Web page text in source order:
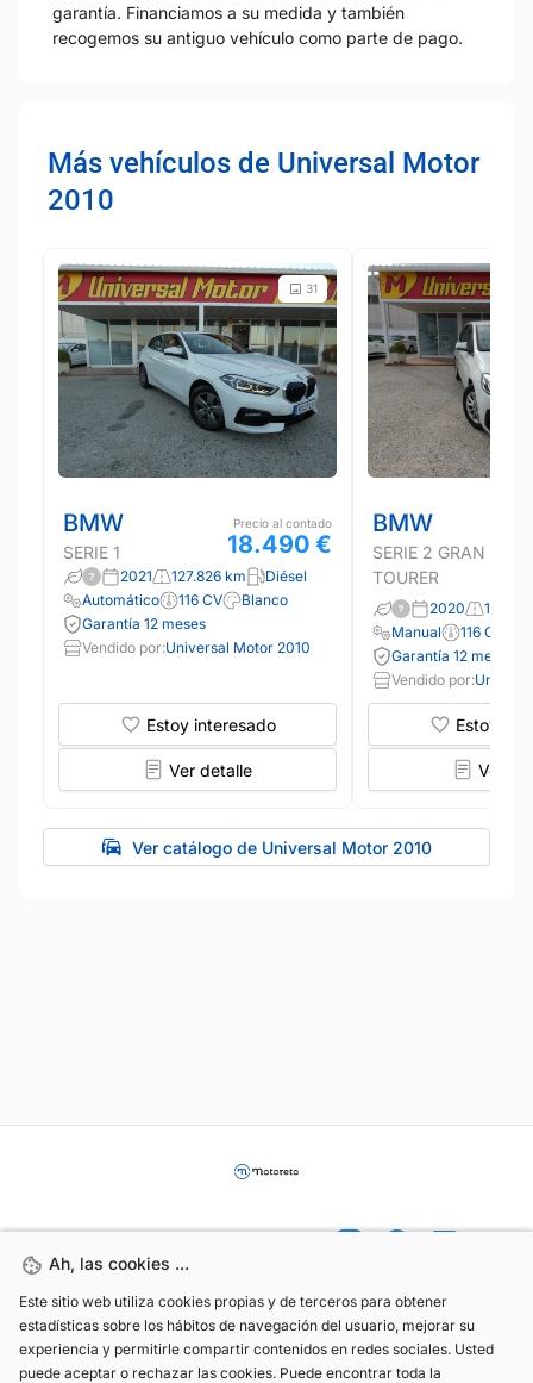
garantía. Financiamos a su medida y también
recogemos su antiguo vehículo como parte de pago.
Más vehículos de Universal Motor
2010
31
BMW
SERIE 1
Precio al contado
18.490 €
2021 127.826 km
Diésel
Automático
116 CV
Blanco
Garantía 12 meses
Vendido por:Universal Motor 2010
Estoy interesado
Ver detalle
BMW
SERIE 2 GRAN
TOURER
2020
Manual
116 CV
Garantía 12 meses
Vendido por:
Estoy
Ver
Ver catálogo de Universal Motor 2010
Ah, las cookies ...
Este sitio web utiliza cookies propias y de terceros para obtener
estadísticas sobre los hábitos de navegación del usuario, mejorar su
experiencia y permitirle compartir contenidos en redes sociales. Usted
puede aceptar o rechazar las cookies. Puede encontrar toda la
Ah, las cookies ...
Este sitio web utiliza cookies propias y de terceros para obtener
estadísticas sobre los hábitos de navegación del usuario, mejorar su
experiencia y permitirle compartir contenidos en redes sociales. Usted
puede aceptar o rechazar las cookies. Puede encontrar toda la
(+34) 744 408 070
info@motoreto.com